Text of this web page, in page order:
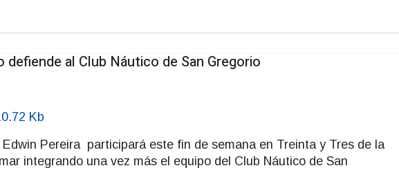
al Club Náutico de San Gregorio
Pereira participará este fin de semana en Treinta y Tres de la
integrando una vez más el equipo del Club Náutico de San